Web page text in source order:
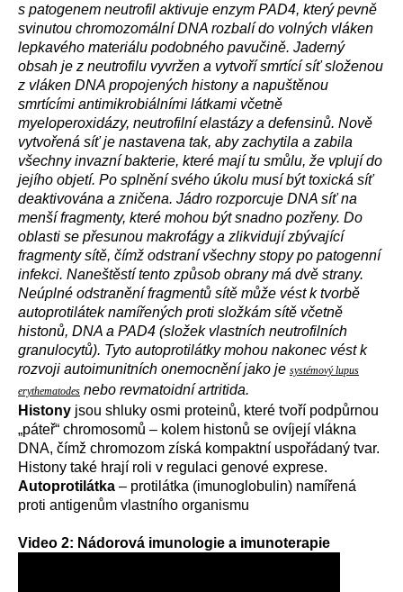
s patogenem neutrofil aktivuje enzym PAD4, který pevně
svinutou chromozomální DNA rozbalí do volných vláken
lepkavého materiálu podobného pavučině. Jaderný
obsah je z neutrofilu vyvržen a vytvoří smrtící síť složenou
z vláken DNA propojených histony a napuštěnou
smrtícími antimikrobiálními látkami včetně
myeloperoxidázy, neutrofilní elastázy a defensinů. Nově
vytvořená síť je nastavena tak, aby zachytila a zabila
všechny invazní bakterie, které mají tu smůlu, že vplují do
jejího objetí. Po splnění svého úkolu musí být toxická síť
deaktivována a zničena. Jádro rozporcuje DNA síť na
menší fragmenty, které mohou být snadno pozřeny. Do
oblasti se přesunou makrofágy a zlikvidují zbývající
fragmenty sítě, čímž odstraní všechny stopy po patogenní
infekci. Naneštěstí tento způsob obrany má dvě strany.
Neúplné odstranění fragmentů sítě může vést k tvorbě
autoprotilátek namířených proti složkám sítě včetně
histonů, DNA a PAD4 (složek vlastních neutrofilních
granulocytů). Tyto autoprotilátky mohou nakonec vést k
rozvoji autoimunitních onemocnění jako je systémový lupus
erythematodes nebo revmatoidní artritida.
Histony jsou shluky osmi proteinů, které tvoří podpůrnou
„páteř“ chromosomů – kolem histonů se ovíjejí vlákna
DNA, čímž chromozom získá kompaktní uspořádaný tvar.
Histony také hrají roli v regulaci genové exprese.
Autoprotilátka – protilátka (imunoglobulin) namířená
proti antigenům vlastního organismu
Video 2: Nádorová imunologie a imunoterapie